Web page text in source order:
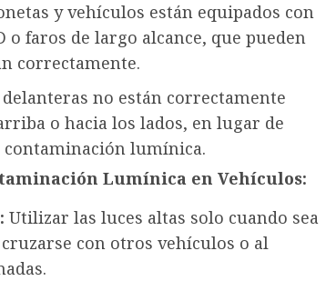
y vehículos están equipados con
o faros de largo alcance, que pueden
correctamente.
delanteras no están correctamente
o hacia los lados, en lugar de
lumínica.
Lumínica en Vehículos:
Utilizar las luces altas solo cuando sea
con otros vehículos o al